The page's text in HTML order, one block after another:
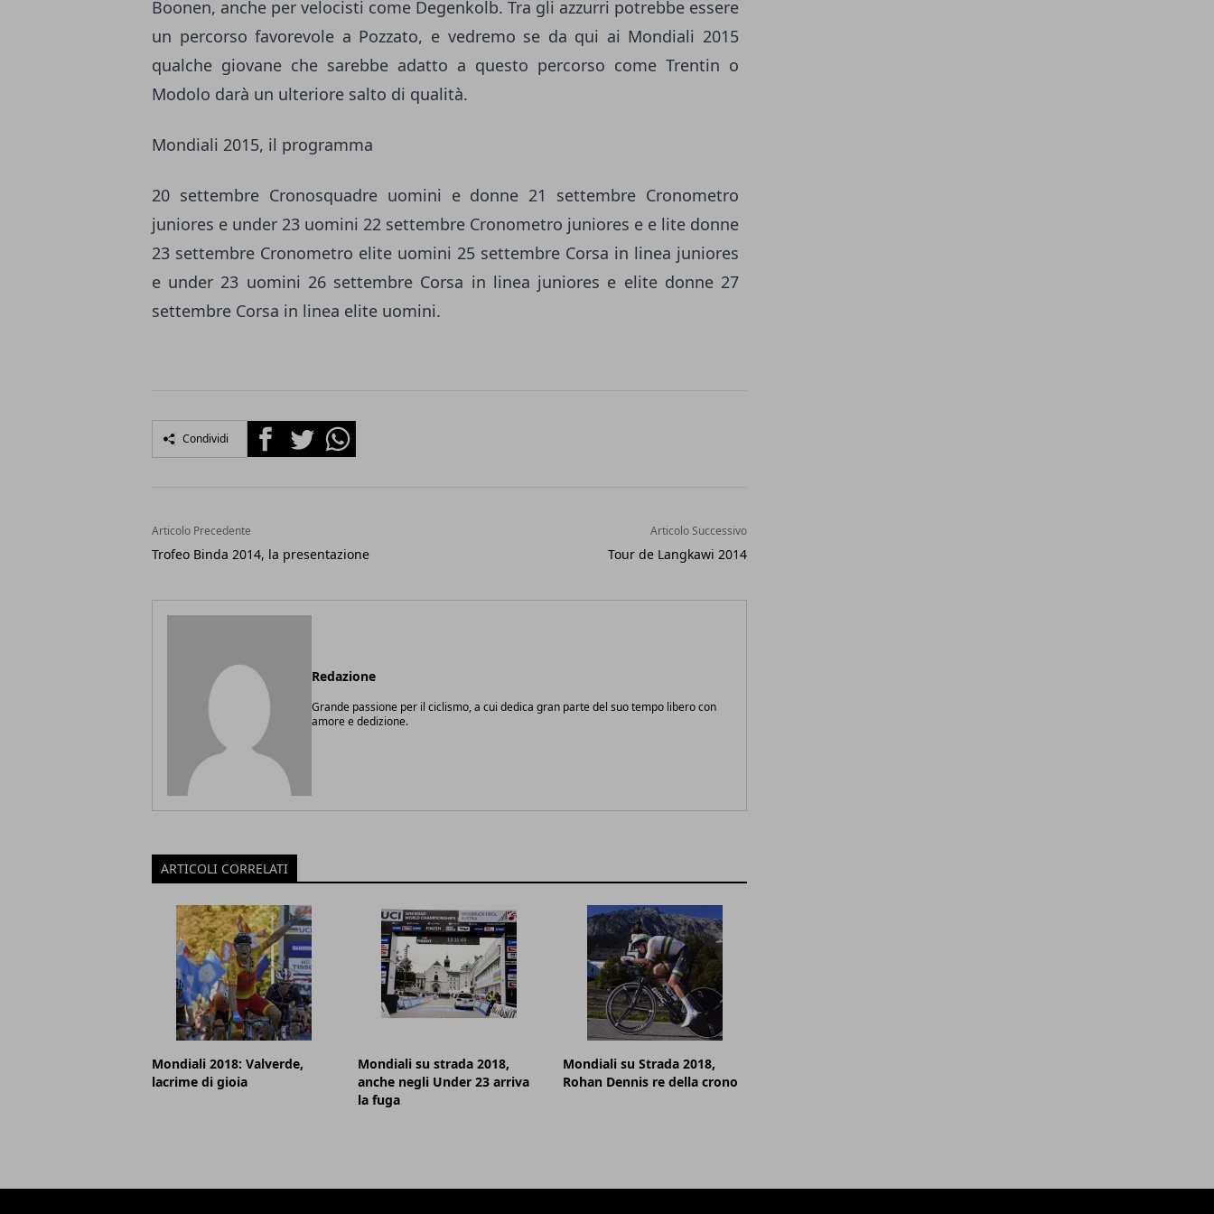
Boonen, anche per velocisti come Degenkolb. Tra gli azzurri potrebbe essere
un percorso favorevole a Pozzato, e vedremo se da qui ai Mondiali 2015
qualche giovane che sarebbe adatto a questo percorso come Trentin o
Modolo darà un ulteriore salto di qualità.
Mondiali 2015, il programma
20 settembre Cronosquadre uomini e donne 21 settembre Cronometro
juniores e under 23 uomini 22 settembre Cronometro juniores e e lite donne
23 settembre Cronometro elite uomini 25 settembre Corsa in linea juniores
e under 23 uomini 26 settembre Corsa in linea juniores e elite donne 27
settembre Corsa in linea elite uomini.
Condividi FacebookTwitterWhatsapp
Articolo Precedente
Trofeo Binda 2014, la presentazione
Articolo Successivo
Tour de Langkawi 2014
Redazione
Grande passione per il ciclismo, a cui dedica gran parte del suo tempo libero con
amore e dedizione.
ARTICOLI CORRELATI
Mondiali 2018: Valverde,
lacrime di gioia
Mondiali su strada 2018,
anche negli Under 23 arriva
la fuga
Mondiali su Strada 2018,
Rohan Dennis re della crono